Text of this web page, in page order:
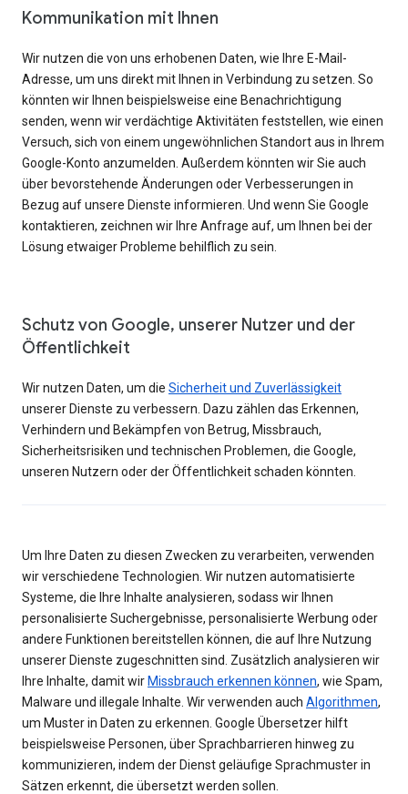
Kommunikation mit Ihnen
Wir nutzen die von uns erhobenen Daten, wie Ihre E-Mail-
Adresse, um uns direkt mit Ihnen in Verbindung zu setzen. So
könnten wir Ihnen beispielsweise eine Benachrichtigung
senden, wenn wir verdächtige Aktivitäten feststellen, wie einen
Versuch, sich von einem ungewöhnlichen Standort aus in Ihrem
Google-Konto anzumelden. Außerdem könnten wir Sie auch
über bevorstehende Änderungen oder Verbesserungen in
Bezug auf unsere Dienste informieren. Und wenn Sie Google
kontaktieren, zeichnen wir Ihre Anfrage auf, um Ihnen bei der
Lösung etwaiger Probleme behilflich zu sein.
Schutz von Google, unserer Nutzer und der
Öffentlichkeit
Wir nutzen Daten, um die Sicherheit und Zuverlässigkeit
unserer Dienste zu verbessern. Dazu zählen das Erkennen,
Verhindern und Bekämpfen von Betrug, Missbrauch,
Sicherheitsrisiken und technischen Problemen, die Google,
unseren Nutzern oder der Öffentlichkeit schaden könnten.
Um Ihre Daten zu diesen Zwecken zu verarbeiten, verwenden
wir verschiedene Technologien. Wir nutzen automatisierte
Systeme, die Ihre Inhalte analysieren, sodass wir Ihnen
personalisierte Suchergebnisse, personalisierte Werbung oder
andere Funktionen bereitstellen können, die auf Ihre Nutzung
unserer Dienste zugeschnitten sind. Zusätzlich analysieren wir
Ihre Inhalte, damit wir Missbrauch erkennen können, wie Spam,
Malware und illegale Inhalte. Wir verwenden auch Algorithmen,
um Muster in Daten zu erkennen. Google Übersetzer hilft
beispielsweise Personen, über Sprachbarrieren hinweg zu
kommunizieren, indem der Dienst geläufige Sprachmuster in
Sätzen erkennt, die übersetzt werden sollen.